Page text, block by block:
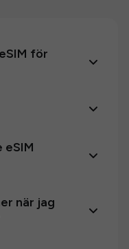
för
när jag